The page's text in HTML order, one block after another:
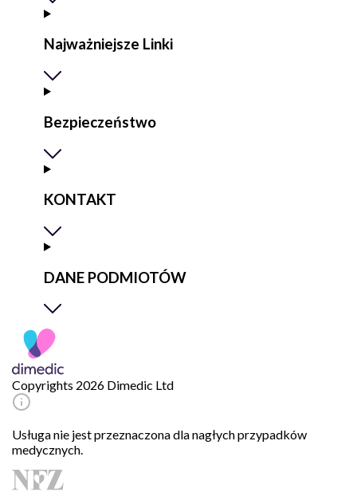
Najważniejsze Linki
Bezpieczeństwo
KONTAKT
DANE PODMIOTÓW
Copyrights 2026 Dimedic Ltd
Usługa nie jest przeznaczona dla nagłych przypadków
medycznych.